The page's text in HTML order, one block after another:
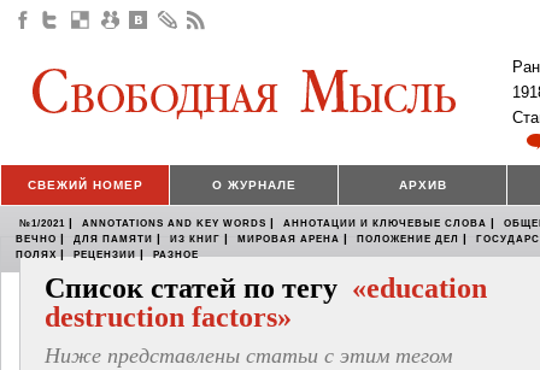
СВЕЖИЙ НОМЕР О ЖУРНАЛЕ АРХИВ
№1/2021 | ANNOTATIONS AND KEY WORDS | АННОТАЦИИ И КЛЮЧЕВЫЕ СЛОВА |
ВЕЧНО | ДЛЯ ПАМЯТИ | ИЗ КНИГ | МИРОВАЯ АРЕНА | ПОЛОЖЕНИЕ ДЕЛ |
ПОЛЯХ | РЕЦЕНЗИИ | РАЗНОЕ
Список статей по тегу «education
destruction factors»
Ниже представлены статьи с этим тегом